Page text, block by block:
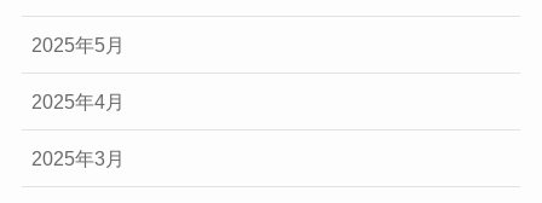
2025年5月
2025年4月
2025年3月